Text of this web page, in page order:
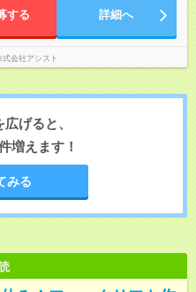
する 詳細へ
式会社アシスト
げると、
増えます！
みる